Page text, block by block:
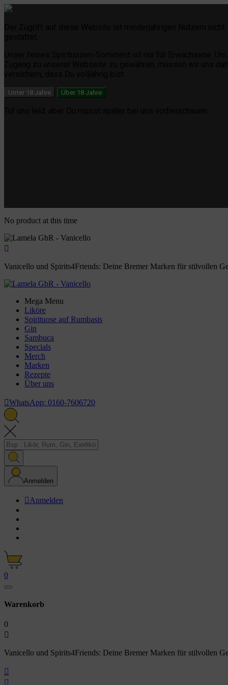
Unter 18 Jahre Über 18 Jahre
No product at this time

Vanicello und Spirits4Friends: Deine Bremer Marken für stilvollen
Mega Menu
Liköre
Spirituose auf Rumbasis
Gin
Sambuca
Specials
Merch
Marken
Rezepte
Über uns
WhatsApp: 0160-7606720
Anmelden
 Anmelden
0
Warenkorb
0

Vanicello und Spirits4Friends: Deine Bremer Marken für stilvollen

